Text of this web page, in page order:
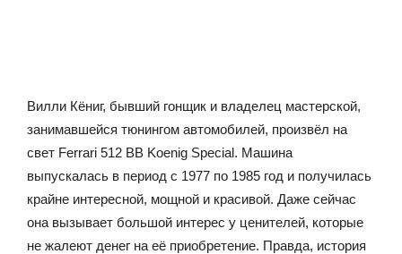
Вилли Кёниг, бывший гонщик и владелец мастерской,
занимавшейся тюнингом автомобилей, произвёл на
свет Ferrari 512 BB Koenig Special. Машина
выпускалась в период с 1977 по 1985 год и получилась
крайне интересной, мощной и красивой. Даже сейчас
она вызывает большой интерес у ценителей, которые
не жалеют денег на её приобретение. Правда, история